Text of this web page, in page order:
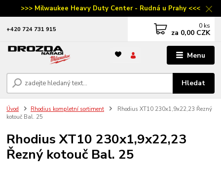
>>> Milwaukee Heavy Duty Center - Rudná u Prahy <<<
Menu
Hledat
‭+420 724 731 915 0 ks
za 0,00 CZK
Úvod Rhodius kompletní sortiment
Rhodius XT10 230x1,9x22,23 Řezný
kotouč Bal. 25
Rhodius XT10 230x1,9x22,23
Řezný kotouč Bal. 25